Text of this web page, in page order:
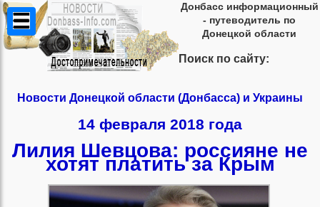
Донбасс информационный
- путеводитель по
Донецкой области
Поиск по сайту:
Новости Донецкой области (Донбасса) и Украины
14 февраля 2018 года
Лилия Шевцова: россияне не
хотят платить за Крым